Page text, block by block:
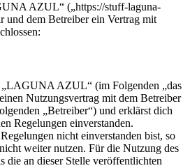
AZUL“ („https://stuff-laguna-
und dem Betreiber ein Vertrag mit
AZUL“ (im Folgenden „das
Nutzungsvertrag mit dem Betreiber
„Betreiber“) und erklärst dich
Regelungen einverstanden.
nicht einverstanden bist, so
weiter nutzen. Für die Nutzung des
die an dieser Stelle veröffentlichten